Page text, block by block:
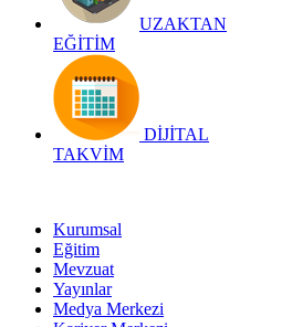
UZAKTAN
EĞİTİM
DİJİTAL
TAKVİM
Kurumsal
Eğitim
Mevzuat
Yayınlar
Medya Merkezi